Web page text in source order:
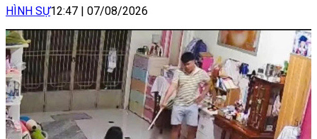
HÌNH SỰ12:47 | 07/08/2026